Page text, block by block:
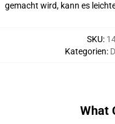
gemacht wird, kann es
SKU:
Kategorien:
What